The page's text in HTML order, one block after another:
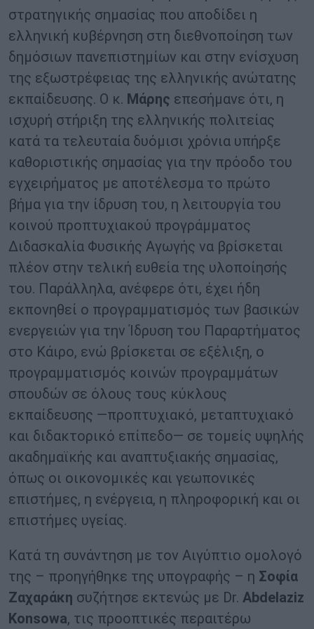
στρατηγικής σημασίας που αποδίδει η
ελληνική κυβέρνηση στη διεθνοποίηση των
δημόσιων πανεπιστημίων και στην ενίσχυση
της εξωστρέφειας της ελληνικής ανώτατης
εκπαίδευσης. Ο κ. Μάρης επεσήμανε ότι, η
ισχυρή στήριξη της ελληνικής πολιτείας
κατά τα τελευταία δυόμισι χρόνια υπήρξε
καθοριστικής σημασίας για την πρόοδο του
εγχειρήματος με αποτέλεσμα το πρώτο
βήμα για την ίδρυση του, η λειτουργία του
κοινού προπτυχιακού προγράμματος
Διδασκαλία Φυσικής Αγωγής να βρίσκεται
πλέον στην τελική ευθεία της υλοποίησής
του. Παράλληλα, ανέφερε ότι, έχει ήδη
εκπονηθεί ο προγραμματισμός των βασικών
ενεργειών για την Ίδρυση του Παραρτήματος
στο Κάιρο, ενώ βρίσκεται σε εξέλιξη, ο
προγραμματισμός κοινών προγραμμάτων
σπουδών σε όλους τους κύκλους
εκπαίδευσης —προπτυχιακό, μεταπτυχιακό
και διδακτορικό επίπεδο— σε τομείς υψηλής
ακαδημαϊκής και αναπτυξιακής σημασίας,
όπως οι οικονομικές και γεωπονικές
επιστήμες, η ενέργεια, η πληροφορική και οι
επιστήμες υγείας.
Κατά τη συνάντηση με τον Αιγύπτιο ομολογό
της – προηγήθηκε της υπογραφής – η Σοφία
Ζαχαράκη συζήτησε εκτενώς με Dr. Abdelaziz
Konsowa, τις προοπτικές περαιτέρω